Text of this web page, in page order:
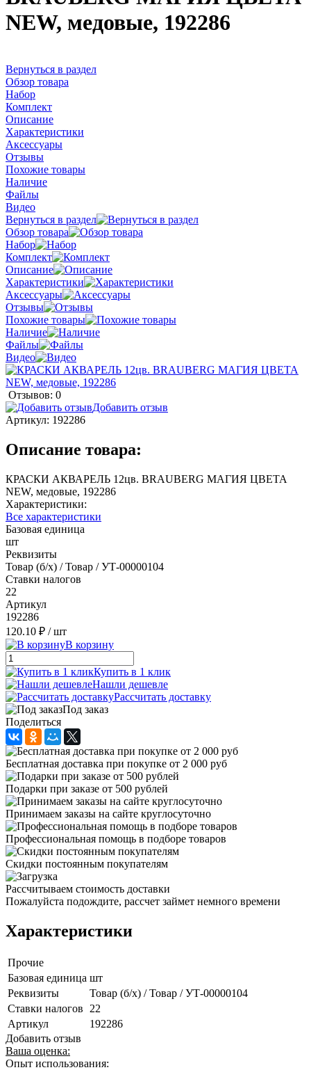
NEW, медовые, 192286
Вернуться в раздел
Обзор товара
Набор
Комплект
Описание
Характеристики
Аксессуары
Отзывы
Похожие товары
Наличие
Файлы
Видео
Вернуться в раздел
Обзор товара
Набор
Комплект
Описание
Характеристики
Аксессуары
Отзывы
Похожие товары
Наличие
Файлы
Видео
Отзывов: 0
Добавить отзыв
Артикул: 192286
Описание товара:
КРАСКИ АКВАРЕЛЬ 12цв. BRAUBERG МАГИЯ ЦВЕТА
NEW, медовые, 192286
Характеристики:
Все характеристики
Базовая единица
шт
Реквизиты
Товар (б/х) / Товар / УТ-00000104
Ставки налогов
22
Артикул
192286
120.10 ₽ / шт
В корзину
Купить в 1 клик
Нашли дешевле
Рассчитать доставку
Под заказ
Поделиться
Бесплатная доставка при покупке от 2 000 руб
Подарки при заказе от 500 рублей
Принимаем заказы на сайте круглосуточно
Профессиональная помощь в подборе товаров
Скидки постоянным покупателям
Рассчитываем стоимость доставки
Пожалуйста подождите, рассчет займет немного времени
Характеристики
Прочие
Базовая единица шт
Реквизиты
Товар (б/х) / Товар / УТ-00000104
Ставки налогов
22
Артикул
192286
Добавить отзыв
Ваша оценка:
Опыт использования: